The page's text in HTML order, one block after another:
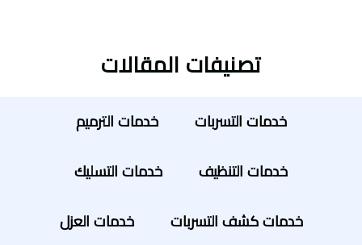
تصنيفات المقالات
خدمات التسربات خدمات الترميم
خدمات التنظيف خدمات التسليك
خدمات كشف التسربات خدمات العزل